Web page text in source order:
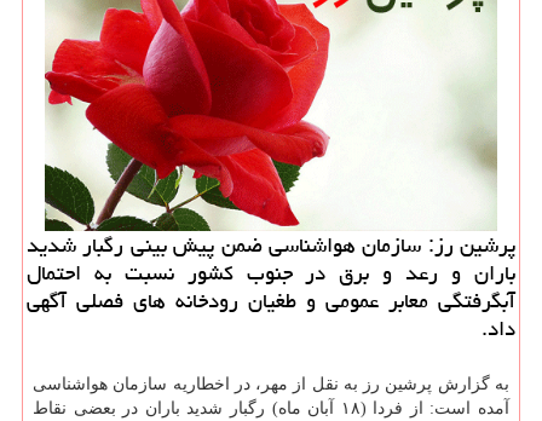
پرشین رز: سازمان هواشناسی ضمن پیش بینی رگبار شدید
باران و رعد و برق در جنوب كشور نسبت به احتمال
آبگرفتگی معابر عمومی و طغیان رودخانه های فصلی آگهی
داد.
به گزارش پرشین رز به نقل از مهر، در اخطاریه سازمان هواشناسی
آمده است: از فردا (۱۸ آبان ماه) رگبار شدید باران در بعضی نقاط